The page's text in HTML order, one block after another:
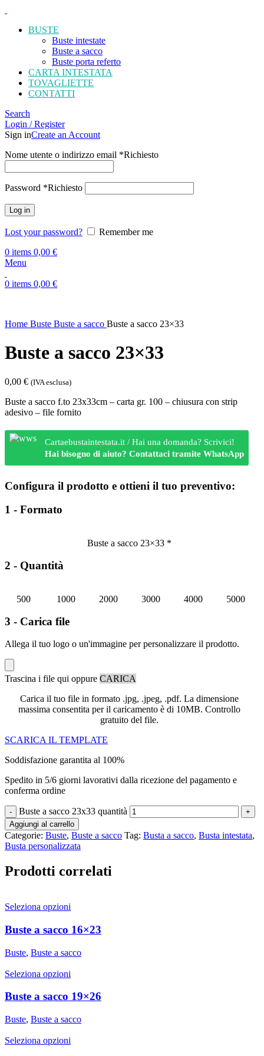
BUSTE
Buste intestate
Buste a sacco
Buste porta referto
CARTA INTESTATA
TOVAGLIETTE
CONTATTI
Search
Login / Register
Sign inCreate an Account
Nome utente o indirizzo email *Richiesto
Password *Richiesto
Log in
Lost your password?
Remember me
0 items 0,00 €
Menu
0 items 0,00 €
Home Buste Buste a sacco Buste a sacco 23×33
Buste a sacco 23×33
0,00 € (IVA esclusa)
Buste a sacco f.to 23x33cm – carta gr. 100 – chiusura con strip
adesivo – file fornito
Cartaebustaintestata.it / Hai una domanda? Scrivici!
Hai bisogno di aiuto? Contattaci tramite WhatsApp
Configura il prodotto e ottieni il tuo preventivo:
1 - Formato
Buste a sacco 23×33 *
2 - Quantità
500 1000 2000 3000 4000 5000
3 - Carica file
Allega il tuo logo o un'immagine per personalizzare il prodotto.
Trascina i file qui oppure CARICA
Carica il tuo file in formato .jpg, .jpeg, .pdf. La dimensione
massima consentita per il caricamento è di 10MB. Controllo
gratuito del file.
SCARICA IL TEMPLATE
Soddisfazione garantita al 100%
Spedito in 5/6 giorni lavorativi dalla ricezione del pagamento e
conferma ordine
Buste a sacco 23x33 quantità
Aggiungi al carrello
Categorie: Buste, Buste a sacco Tag: Busta a sacco, Busta intestata,
Busta personalizzata
Prodotti correlati
Seleziona opzioni
Buste a sacco 16×23
Buste, Buste a sacco
Seleziona opzioni
Buste a sacco 19×26
Buste, Buste a sacco
Seleziona opzioni